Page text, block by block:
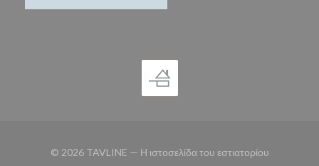
© 2026 TAVLINE — Η ιστοσελίδα του εστιατορίου